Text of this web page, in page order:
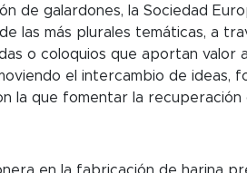
de galardones, la Sociedad
las más plurales temáticas, a
o coloquios que aportan valor
el intercambio de ideas,
la que fomentar la recuperación
en la fabricación de harina